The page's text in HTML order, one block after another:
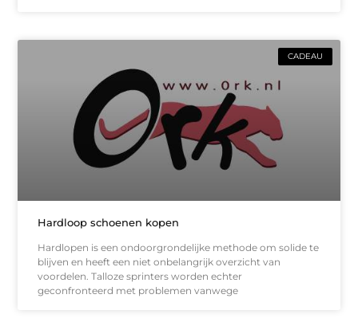
CADEAU
Hardloop schoenen kopen
Hardlopen is een ondoorgrondelijke methode om solide te
blijven en heeft een niet onbelangrijk overzicht van
voordelen. Talloze sprinters worden echter
geconfronteerd met problemen vanwege